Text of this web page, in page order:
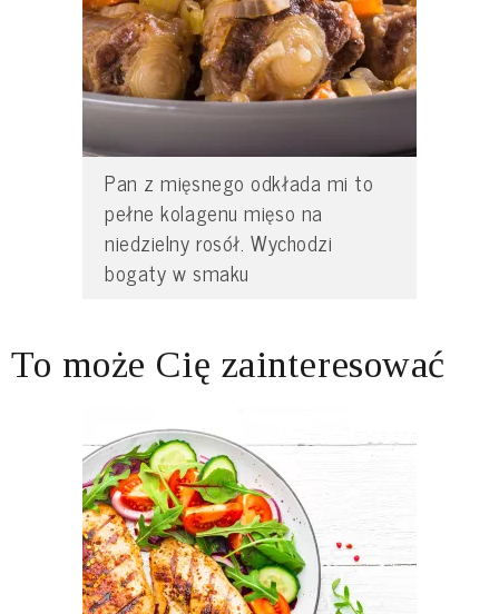
Pan z mięsnego odkłada mi to
pełne kolagenu mięso na
niedzielny rosół. Wychodzi
bogaty w smaku
To może Cię zainteresować